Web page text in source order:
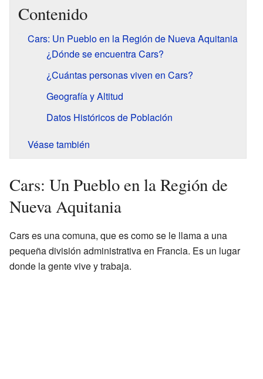
Contenido
Cars: Un Pueblo en la Región de Nueva Aquitania
¿Dónde se encuentra Cars?
¿Cuántas personas viven en Cars?
Geografía y Altitud
Datos Históricos de Población
Véase también
Cars: Un Pueblo en la Región de
Nueva Aquitania
Cars es una comuna, que es como se le llama a una
pequeña división administrativa en Francia. Es un lugar
donde la gente vive y trabaja.